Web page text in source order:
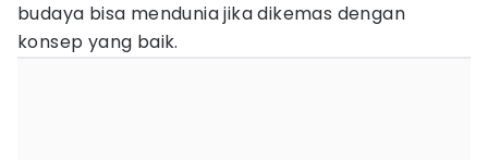
budaya bisa mendunia jika dikemas dengan
konsep yang baik.